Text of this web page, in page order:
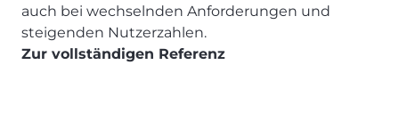
auch bei wechselnden Anforderungen und
steigenden Nutzerzahlen.
Zur vollständigen Referenz